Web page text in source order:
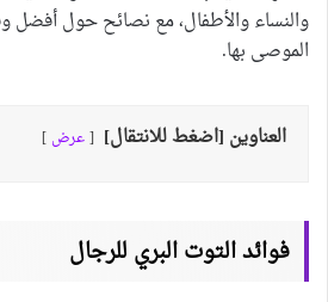
والنساء والأطفال، مع نصائح حول أفضل
الموصى بها.
العناوين [اضغط للانتقال] عرض
فوائد التوت البري للرجال